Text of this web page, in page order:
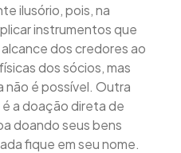
ilusório, pois, na
instrumentos que
dos credores ao
dos sócios, mas
não é possível. Outra
a doação direta de
doando seus bens
fique em seu nome.